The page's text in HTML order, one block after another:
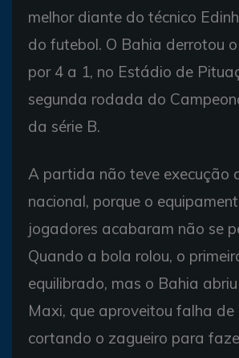
melhor diante do técnico
do futebol. O Bahia derrotou
por 4 a 1, no Estádio de
segunda rodada do
da série B.
A partida não teve execução
nacional, porque o
jogadores acabaram não se
Quando a bola rolou, o
equilibrado, mas o Bahia
Maxi, que aproveitou falha de
cortando o zagueiro para